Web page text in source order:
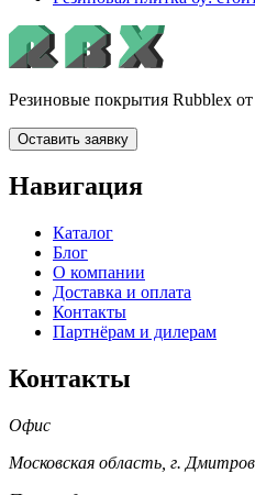
Резиновые покрытия Rubblex
Оставить заявку
Навигация
Каталог
Блог
О компании
Доставка и оплата
Контакты
Партнёрам и дилерам
Контакты
Офис
Московская область, г.